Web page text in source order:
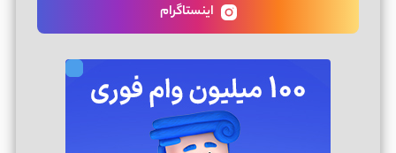
اینستاگرام